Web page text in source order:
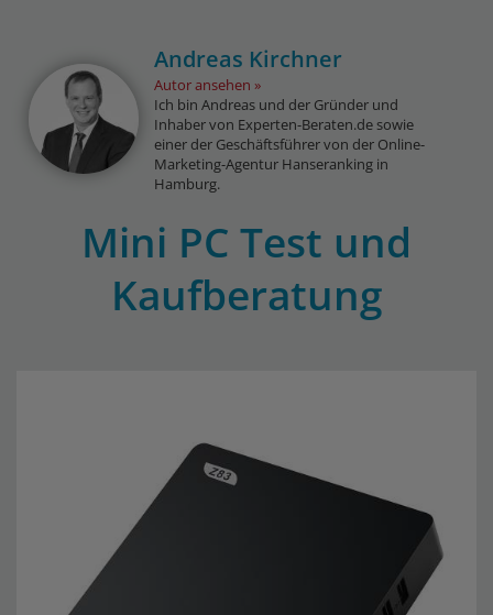
Andreas Kirchner
Autor ansehen
Ich bin Andreas und der Gründer und
Inhaber von Experten-Beraten.de sowie
einer der Geschäftsführer von der Online-
Marketing-Agentur Hanseranking in
Hamburg.
Mini PC Test und
Kaufberatung